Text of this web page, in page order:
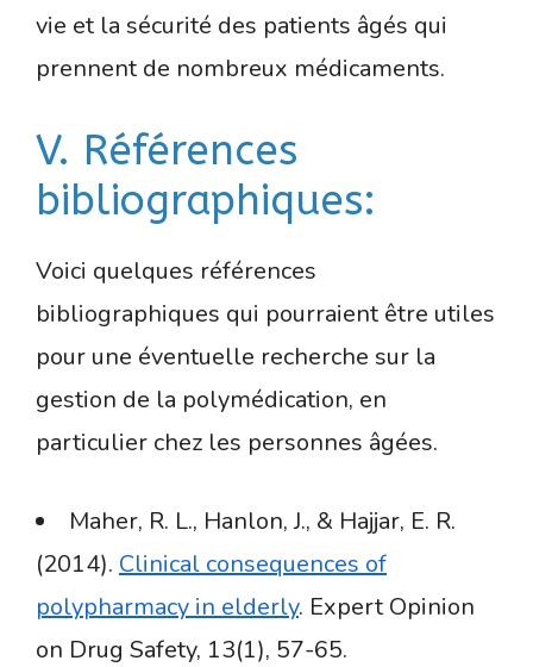
vie et la sécurité des patients âgés qui
prennent de nombreux médicaments.
V. Références
bibliographiques:
Voici quelques références
bibliographiques qui pourraient être utiles
pour une éventuelle recherche sur la
gestion de la polymédication, en
particulier chez les personnes âgées.
Maher, R. L., Hanlon, J., & Hajjar, E. R.
(2014). Clinical consequences of
polypharmacy in elderly. Expert Opinion
on Drug Safety, 13(1), 57-65.